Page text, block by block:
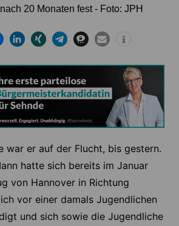
20 Monaten fest - Foto: JPH
war er auf der Flucht, bis gestern.
hatte sich bereits im Januar
von Hannover in Richtung
vor einer damals Jugendlichen
und sich sowie die Jugendliche